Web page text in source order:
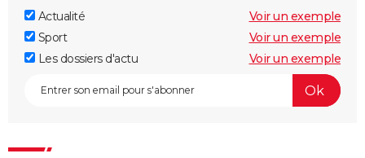
Actualité
Voir un exemple
Sport
Voir un exemple
Les dossiers d'actu
Voir un exemple